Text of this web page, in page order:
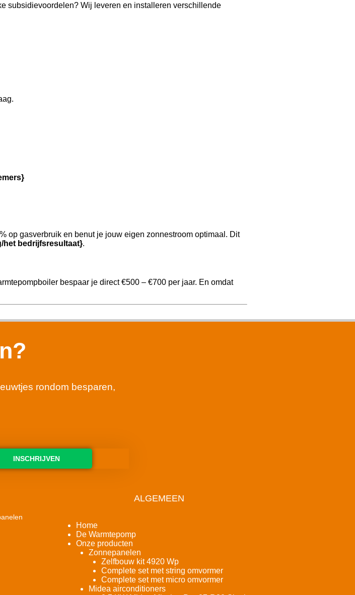
subsidievoordelen? Wij leveren en installeren verschillende
op gasverbruik en benut je jouw eigen zonnestroom optimaal. Dit
het bedrijfsresultaat}.
bespaar je direct €500 – €700 per jaar. En omdat
rondom besparen,
INSCHRIJVEN
ALGEMEEN
Home
De Warmtepomp
Onze producten
Zonnepanelen
Zelfbouw kit 4920 Wp
Complete set met string omvormer
Complete set met micro omvormer
Midea airconditioners